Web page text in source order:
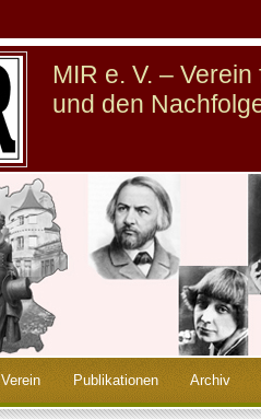
MIR e. V. –
und den
Verein Publikationen Archiv